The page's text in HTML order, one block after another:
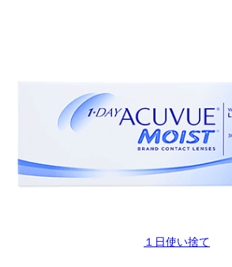
１日使い捨て